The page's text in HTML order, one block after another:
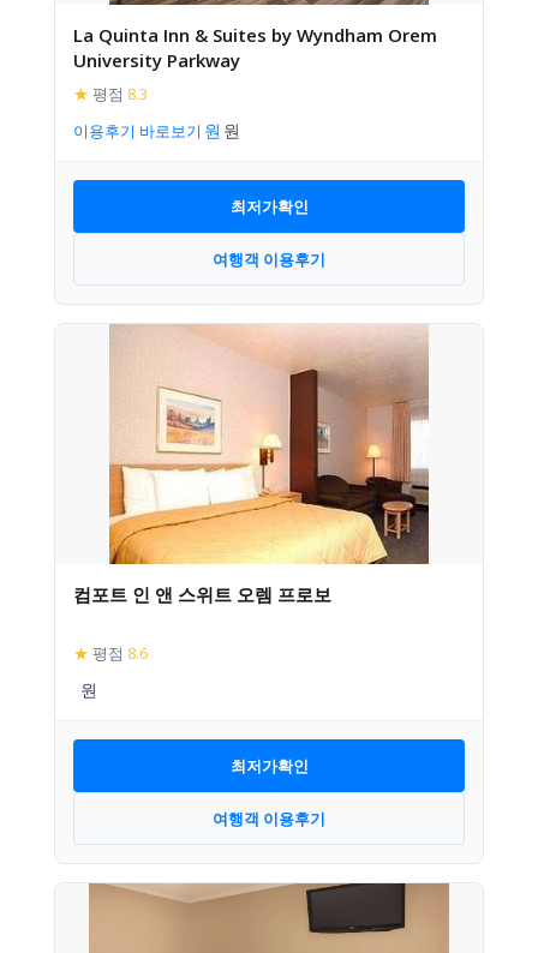
La Quinta Inn & Suites by Wyndham Orem
University Parkway
★ 평점 8.3
이용후기 바로보기
최저가확인
여행객 이용후기
컴포트 인 앤 스위트 오렘 프로보
★ 평점 8.6
최저가확인
여행객 이용후기